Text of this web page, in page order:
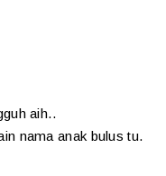
aih..
nama anak bulus tu.